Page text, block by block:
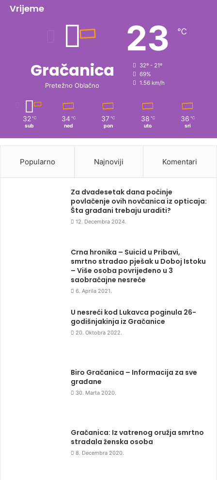
Vrijeme
Gračanica
Pretežno Oblačno
23 ℃
32º - 21º
69%
1.56 km/h
32 ℃
sub
34 ℃
ned
37 ℃
pon
38 ℃
uto
36 ℃
sri
Popularno Najnoviji Komentari
Za dvadesetak dana počinje
povlačenje ovih novčanica iz opticaja:
Šta građani trebaju uraditi?
12. Decembra 2024.
Crna hronika – Suicid u Pribavi,
smrtno stradao pješak u Doboj Istoku
– Više osoba povrijeđeno u 3
saobraćajne nesreće
6. Aprila 2021.
U nesreći kod Lukavca poginula 26-
godišnjakinja iz Gračanice
20. Oktobra 2022.
Biro Gračanica – Informacija za sve
građane
30. Marta 2020.
Gračanica: Iz vatrenog oružja smrtno
stradala ženska osoba
8. Decembra 2020.